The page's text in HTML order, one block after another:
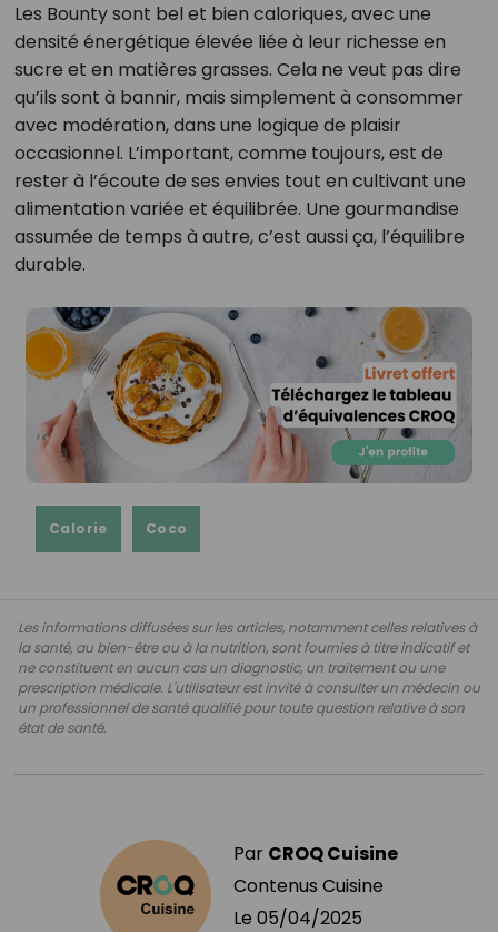
Les Bounty sont bel et bien caloriques, avec une
densité énergétique élevée liée à leur richesse en
sucre et en matières grasses. Cela ne veut pas dire
qu’ils sont à bannir, mais simplement à consommer
avec modération, dans une logique de plaisir
occasionnel. L’important, comme toujours, est de
rester à l’écoute de ses envies tout en cultivant une
alimentation variée et équilibrée. Une gourmandise
assumée de temps à autre, c’est aussi ça, l’équilibre
durable.
Calorie Coco
Les informations diffusées sur les articles, notamment celles relatives à
la santé, au bien-être ou à la nutrition, sont fournies à titre indicatif et
ne constituent en aucun cas un diagnostic, un traitement ou une
prescription médicale. L'utilisateur est invité à consulter un médecin ou
un professionnel de santé qualifié pour toute question relative à son
état de santé.
Par CROQ Cuisine
Contenus Cuisine
Le 05/04/2025